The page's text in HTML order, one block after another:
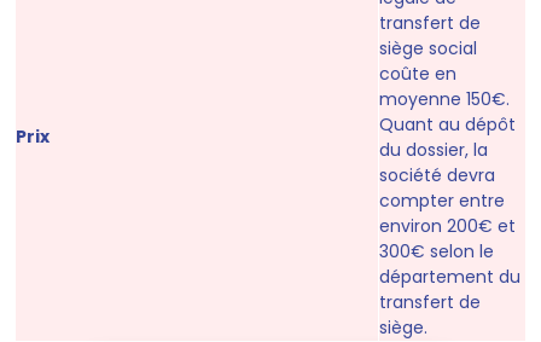
Prix
transfert de
siège social
coûte en
moyenne 150€.
Quant au dépôt
du dossier, la
société devra
compter entre
environ 200€ et
300€ selon le
département du
transfert de
siège.